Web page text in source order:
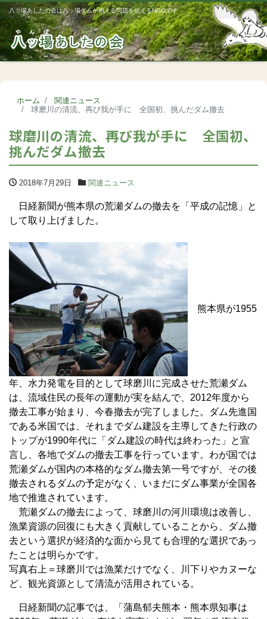
八ッ場あしたの会は八ッ場ダムが抱える問題を伝えるNGOです
ホーム
関連ニュース
球磨川の清流、再び我が手に 全国初、挑んだダム撤去
球磨川の清流、再び我が手に 全国初、
挑んだダム撤去
2018年7月29日 関連ニュース
日経新聞が熊本県の荒瀬ダムの撤去を「平成の記憶」と
して取り上げました。
熊本県が1955
年、水力発電を目的として球磨川に完成させた荒瀬ダム
は、流域住民の長年の運動が実を結んで、2012年度から
撤去工事が始まり、今春撤去が完了しました。ダム先進国
である米国では、それまでダム建設を主導してきた行政の
トップが1990年代に「ダム建設の時代は終わった」と宣
言し、各地でダムの撤去工事を行っています。わが国では
荒瀬ダムが国内の本格的なダム撤去第一号ですが、その後
撤去されるダムの予定がなく、いまだにダム事業が全国各
地で推進されています。
荒瀬ダムの撤去によって、球磨川の河川環境は改善し、
漁業資源の回復にも大きく貢献していることから、ダム撤
去という選択が経済的な面から見ても合理的な選択であっ
たことは明らかです。
写真右上＝球磨川では漁業だけでなく、川下りやカヌーな
ど、観光資源として清流が活用されている。
日経新聞の記事では、「蒲島郁夫熊本・熊本県知事は